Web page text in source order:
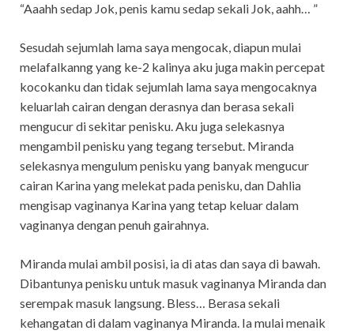
“Aaahh sedap Jok, penis kamu sedap sekali Jok, aahh… ”
Sesudah sejumlah lama saya mengocak, diapun mulai
melafalkanng yang ke-2 kalinya aku juga makin percepat
kocokanku dan tidak sejumlah lama saya mengocaknya
keluarlah cairan dengan derasnya dan berasa sekali
mengucur di sekitar penisku. Aku juga selekasnya
mengambil penisku yang tegang tersebut. Miranda
selekasnya mengulum penisku yang banyak mengucur
cairan Karina yang melekat pada penisku, dan Dahlia
mengisap vaginanya Karina yang tetap keluar dalam
vaginanya dengan penuh gairahnya.
Miranda mulai ambil posisi, ia di atas dan saya di bawah.
Dibantunya penisku untuk masuk vaginanya Miranda dan
serempak masuk langsung. Bless… Berasa sekali
kehangatan di dalam vaginanya Miranda. Ia mulai menaik